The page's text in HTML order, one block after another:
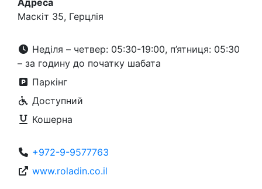
Адреса
Маскіт 35, Герцлія
Неділя – четвер: 05:30-19:00, п’ятниця: 05:30
– за годину до початку шабата
Паркінг
Доступний
Кошерна
+972-9-9577763
www.roladin.co.il